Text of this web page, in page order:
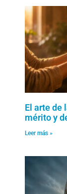
El arte de
mérito y
Leer más »